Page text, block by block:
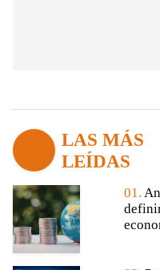
LAS MÁS
LEÍDAS
01.